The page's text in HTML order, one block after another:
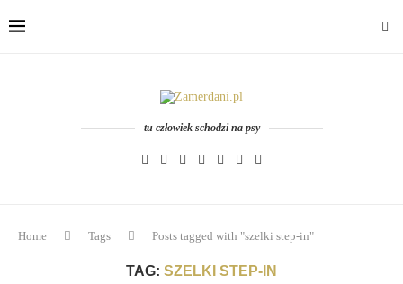
tu człowiek schodzi na psy
Home Tags Posts tagged with "szelki step-in"
TAG: SZELKI STEP-IN